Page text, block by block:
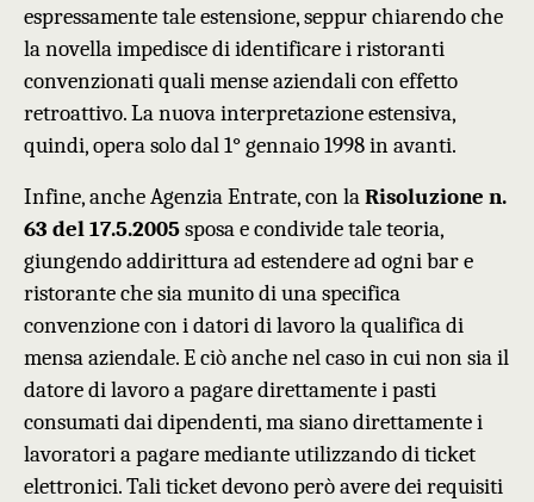
espressamente tale estensione, seppur chiarendo che
la novella impedisce di identificare i ristoranti
convenzionati quali mense aziendali con effetto
retroattivo. La nuova interpretazione estensiva,
quindi, opera solo dal 1° gennaio 1998 in avanti.
Infine, anche Agenzia Entrate, con laRisoluzione n.
63 del 17.5.2005sposa e condivide tale teoria,
giungendo addirittura ad estendere ad ogni bar e
ristoranteche sia munito di una specifica
convenzione con i datori di lavorola qualifica di
mensa aziendale.E ciòanche nel caso in cuinon sia il
datore di lavoro a pagare direttamente i pasti
consumati dai dipendenti, ma siano direttamentei
lavoratoriapagare medianteutilizzandoditicket
elettronici.Tali ticketdevono peròaveredei requisiti